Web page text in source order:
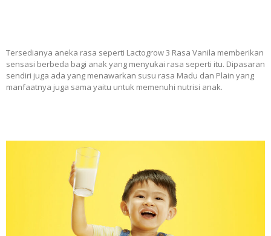
Tersedianya aneka rasa seperti Lactogrow 3 Rasa Vanila memberikan
sensasi berbeda bagi anak yang menyukai rasa seperti itu. Dipasaran
sendiri juga ada yang menawarkan susu rasa Madu dan Plain yang
manfaatnya juga sama yaitu untuk memenuhi nutrisi anak.